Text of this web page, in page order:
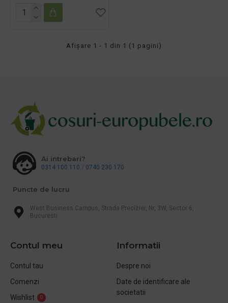
Afişare 1 - 1 din 1 (1 pagini)
Ai intrebari?
0314 100 110 / 0740 230 170
Puncte de lucru
West Business Campus, Strada Preciziei, Nr, 3W, Sector 6,
Bucuresti
Contul meu
Contul tau
Comenzi
Wishlist
0
Informatii
Despre noi
Date de identificare ale
societatii